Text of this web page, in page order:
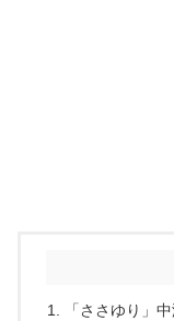
「ささゆり」